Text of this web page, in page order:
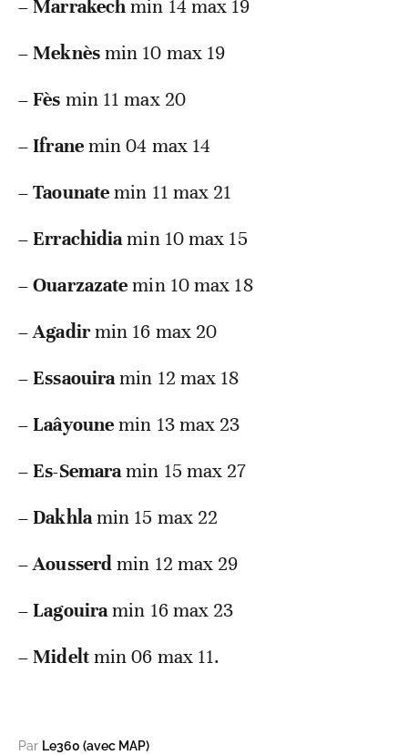
–Marrakechmin 14 max 19
–Meknèsmin 10 max 19
–Fès min 11 max 20
–Ifranemin 04 max 14
–Taounatemin 11 max 21
–Errachidiamin 10 max 15
–Ouarzazatemin 10 max 18
–Agadirmin 16 max 20
–Essaouiramin 12 max 18
–Laâyounemin 13 max 23
–Es-Semaramin 15 max 27
–Dakhlamin 15 max 22
–Aousserdmin 12 max 29
–Lagouiramin 16 max 23
–Mideltmin 06 max 11.
Par Le360 (avec MAP)